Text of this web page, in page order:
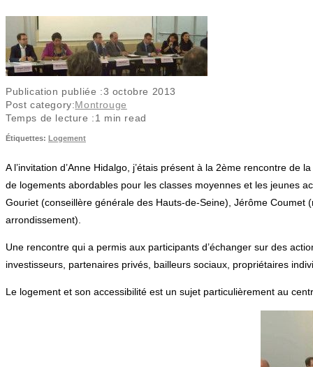
Publication publiée :3 octobre 2013
Post category:Montrouge
Temps de lecture :1 min read
Étiquettes: Logement
A l’invitation d’Anne Hidalgo, j’étais présent à la 2ème rencontre
de logements abordables pour les classes moyennes et les jeunes
Gouriet (conseillère générale des Hauts-de-Seine), Jérôme
arrondissement).
Une rencontre qui a permis aux participants d’échanger sur des
investisseurs, partenaires privés, bailleurs sociaux, propriétaires
Le logement et son accessibilité est un sujet particulièrement au